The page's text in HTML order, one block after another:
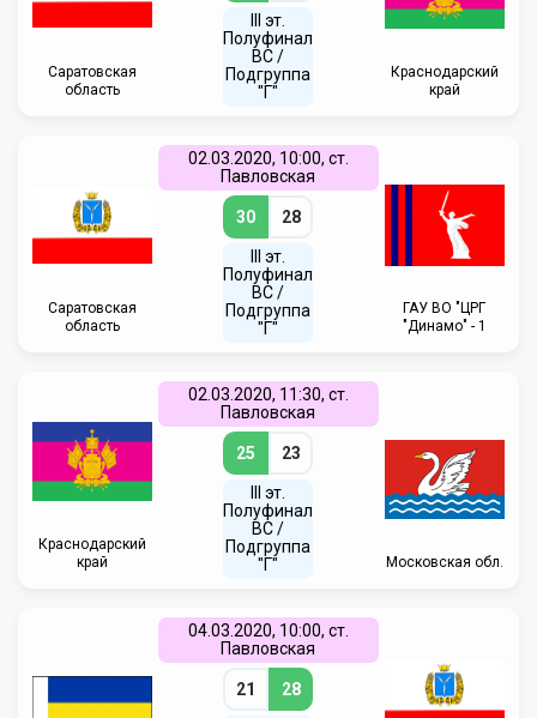
Саратовская
область
III эт.
Полуфинал
ВC /
Подгруппа
"Г"
Краснодарский
край
Саратовская
область
02.03.2020, 10:00, ст.
Павловская
30 28
III эт.
Полуфинал
ВC /
Подгруппа
"Г"
ГАУ ВО "ЦРГ
"Динамо" - 1
Краснодарский
край
02.03.2020, 11:30, ст.
Павловская
25 23
III эт.
Полуфинал
ВC /
Подгруппа
"Г"
Московская обл.
04.03.2020, 10:00, ст.
Павловская
21 28